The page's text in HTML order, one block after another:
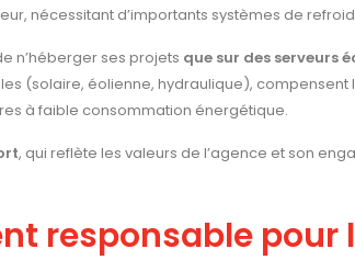
nécessitant d’importants systèmes de
n’héberger ses projets que sur des serveurs
(solaire, éolienne, hydraulique), compensent
à faible consommation énergétique.
, qui reflète les valeurs de l’agence et son
responsable pour